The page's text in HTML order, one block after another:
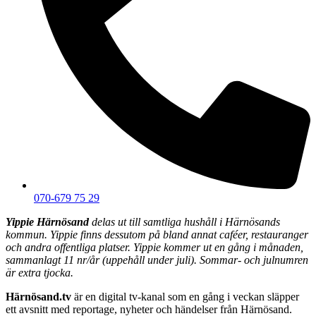
070-679 75 29
Yippie Härnösanddelas ut till samtliga hushåll i Härnösands
kommun. Yippie finns dessutom på bland annat caféer, restauranger
och andra offentliga platser. Yippie kommer ut en gång i månaden,
sammanlagt 11 nr/år (uppehåll under juli). Sommar- och julnumren
är extra tjocka.
Härnösand.tv är en digital tv-kanal som en gång i veckan släpper
ett avsnitt med reportage, nyheter och händelser från Härnösand.